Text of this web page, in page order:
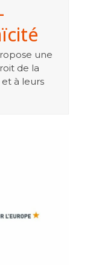
une
de la
à leurs